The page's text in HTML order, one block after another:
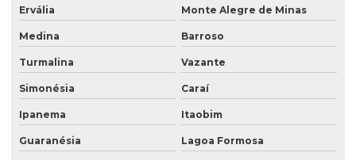
Ervália Monte Alegre de Minas
Medina Barroso
Turmalina Vazante
Simonésia Caraí
Ipanema Itaobim
Guaranésia Lagoa Formosa